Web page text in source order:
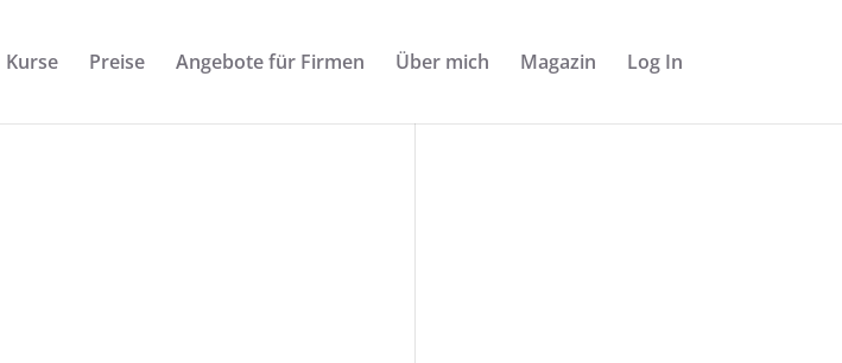
Kurse Preise Angebote für Firmen Über mich Magazin Log In